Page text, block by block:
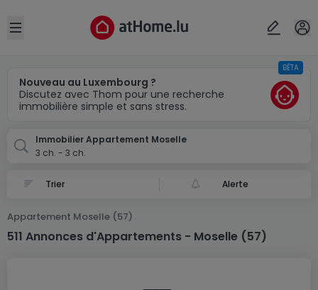
Open sidebar
Nouveau au Luxembourg ?
Discutez avec Thom pour une recherche
immobilière simple et sans stress.
BÊTA
Immobilier Appartement Moselle
3 ch. - 3 ch.
Alerte
Appartement Moselle (57)
511 Annonces d'Appartements - Moselle (57)
Localité(s)
Annuler OK